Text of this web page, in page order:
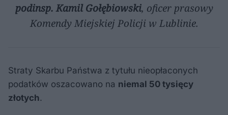
podinsp. Kamil Gołębiowski, oficer prasowy
Komendy Miejskiej Policji w Lublinie.
Straty Skarbu Państwa z tytułu nieopłaconych
podatków oszacowano na niemal 50 tysięcy
złotych.